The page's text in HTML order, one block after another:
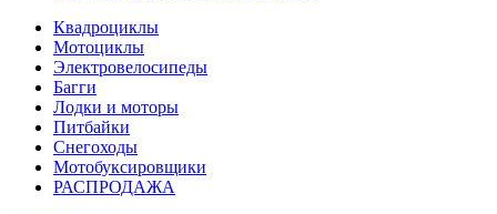
Квадроциклы
Мотоциклы
Электровелосипеды
Багги
Лодки и моторы
Питбайки
Снегоходы
Мотобуксировщики
РАСПРОДАЖА